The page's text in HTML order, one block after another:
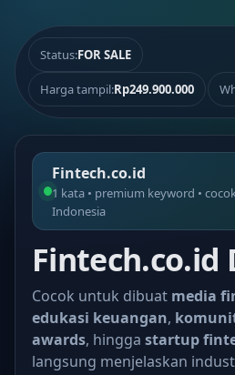
Status:FOR SALE
Harga tampil:Rp249.900.000
Fintech.co.id
1 kata • premium keyword •
Indonesia
Fintech.co.id
Cocok untuk dibuat media
edukasi keuangan,
awards, hingga startup
langsung menjelaskan